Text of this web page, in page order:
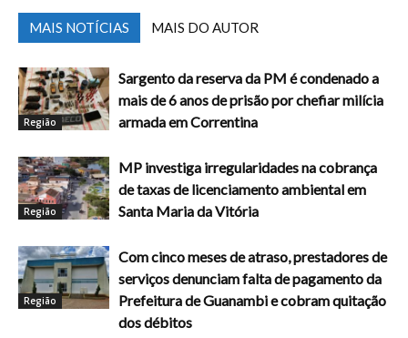
MAIS NOTÍCIAS MAIS DO AUTOR
Região
Sargento da reserva da PM é condenado a
mais de 6 anos de prisão por chefiar milícia
armada em Correntina
Região
MP investiga irregularidades na cobrança
de taxas de licenciamento ambiental em
Santa Maria da Vitória
Região
Com cinco meses de atraso, prestadores de
serviços denunciam falta de pagamento da
Prefeitura de Guanambi e cobram quitação
dos débitos